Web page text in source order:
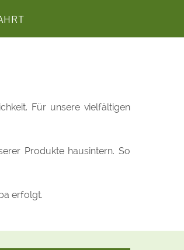
Für unsere vielfältigen
Produkte hausintern. So
erfolgt.